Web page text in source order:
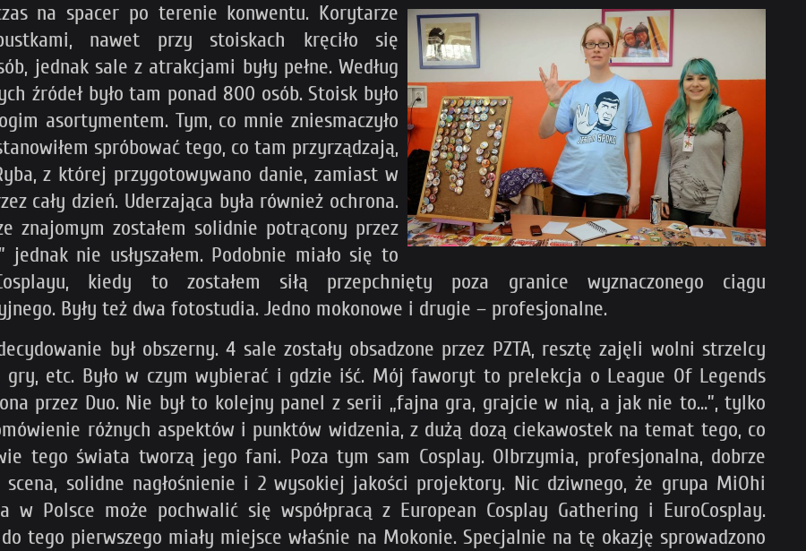
na spacer po terenie konwentu. Korytarze
nawet przy stoiskach kręciło się
jednak sale z atrakcjami były pełne. Według
źródeł było tam ponad 800 osób. Stoisk było
asortymentem. Tym, co mnie zniesmaczyło
spróbować tego, co tam przyrządzają,
z której przygotowywano danie, zamiast w
cały dzień. Uderzająca była również ochrona.
znajomym zostałem solidnie potrącony przez
jednak nie usłyszałem. Podobnie miało się to
kiedy to zostałem siłą przepchnięty poza granice wyznaczonego ciągu
Były też dwa fotostudia. Jedno mokonowe i drugie – profesjonalne.
był obszerny. 4 sale zostały obsadzone przez PZTA, resztę zajęli wolni strzelcy
gry, etc. Było w czym wybierać i gdzie iść. Mój faworyt to prelekcja o League Of Legends
przez Duo. Nie był to kolejny panel z serii „fajna gra, grajcie w nią, a jak nie to…”, tylko
różnych aspektów i punktów widzenia, z dużą dozą ciekawostek na temat tego, co
tego świata tworzą jego fani. Poza tym sam Cosplay. Olbrzymia, profesjonalna, dobrze
scena, solidne nagłośnienie i 2 wysokiej jakości projektory. Nic dziwnego, że grupa MiOhi
w Polsce może pochwalić się współpracą z European Cosplay Gathering i EuroCosplay.
tego pierwszego miały miejsce właśnie na Mokonie. Specjalnie na tę okazję sprowadzono